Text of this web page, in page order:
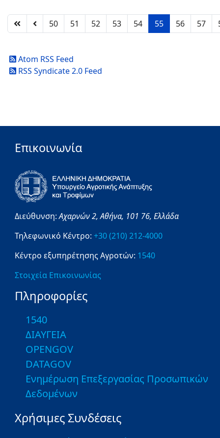
50 51 52 53 54 55 56 57
Atom RSS Feed
RSS Syndicate 2.0 Feed
Επικοινωνία
Διεύθυνση:Αχαρνών 2,Αθήνα, 101 76, Ελλάδα
Τηλεφωνικό Κέντρο: +30 (210) 212-4000
Κέντρο εξυπηρέτησης Αγροτών: 1540
Στοιχεία Επικοινωνίας
Πληροφορίες
1540
ΔΙΑΥΓΕΙΑ
OPENGOV
DATAGOV
Ενημέρωση Επεξεργασίας Προσωπικών
Δεδομένων
Χρήσιμες Συνδέσεις